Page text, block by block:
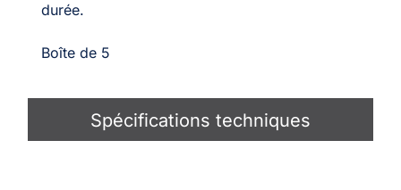
durée.
Boîte de 5
Spécifications techniques